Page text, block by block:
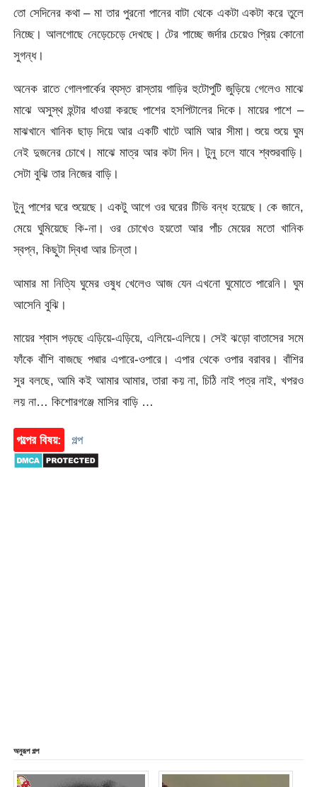
তো সেদিনের কথা – মা তার পুরনো পানের বাটা থেকে একটা একটা করে তুলে
নিচ্ছে। আলগোছে নেড়েচেড়ে দেখছে। টের পাচ্ছে জর্দার চেয়েও প্রিয় কোনো
সুগন্ধ।
অনেক রাতে গোলপার্কের ব্যস্ত রাস্তায় গাড়ির হুটোপুটি জুড়িয়ে গেলেও মাঝে
মাঝে অসুস্থ হুন্টার ধাওয়া করছে পাশের হসপিটালের দিকে। মায়ের পাশে –
মাঝখানে খানিক ছাড় দিয়ে আর একটি খাটে আমি আর সীমা। শুয়ে শুয়ে ঘুম
নেই দুজনের চোখে। মাঝে মাত্র আর কটা দিন। টুনু চলে যাবে শ্বশুরবাড়ি।
সেটা বুঝি তার নিজের বাড়ি।
টুনু পাশের ঘরে শুয়েছে। একটু আগে ওর ঘরের টিভি বন্ধ হয়েছে। কে জানে,
মেয়ে ঘুমিয়েছে কি-না। ওর চোখেও হয়তো আর পাঁচ মেয়ের মতো খানিক
স্বপ্ন, কিছুটা দ্বিধা আর চিন্তা।
আমার মা নিত্যি ঘুমের ওষুধ খেলেও আজ যেন এখনো ঘুমোতে পারেনি। ঘুম
আসেনি বুঝি।
মায়ের শ্বাস পড়ছে এড়িয়ে-এড়িয়ে, এলিয়ে-এলিয়ে। সেই ঝড়ো বাতাসের সমে
ফাঁকে বাঁশি বাজছে পদ্মার এপারে-ওপারে। এপার থেকে ওপার বরাবর। বাঁশির
সুর বলছে, আমি কই আমার আমার, তারা কয় না, চিঠি নাই পত্র নাই, খপরও
লয় না… কিশোরগঞ্জে মাসির বাড়ি …
গল্পের বিষয়: গল্প
অনুরূপ গল্প